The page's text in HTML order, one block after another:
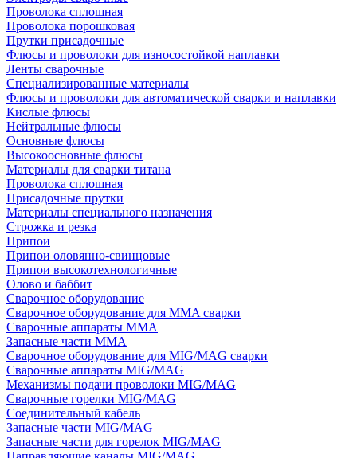
Проволока сплошная
Проволока порошковая
Прутки присадочные
Флюсы и проволоки для износостойкой наплавки
Ленты сварочные
Специализированные материалы
Флюсы и проволоки для автоматической сварки и наплавки
Кислые флюсы
Нейтральные флюсы
Основные флюсы
Высокоосновные флюсы
Материалы для сварки титана
Проволока сплошная
Присадочные прутки
Материалы специального назначения
Строжка и резка
Припои
Припои оловянно-свинцовые
Припои высокотехнологичные
Олово и баббит
Сварочное оборудование
Сварочное оборудование для MMA сварки
Сварочные аппараты MMA
Запасные части MMA
Сварочное оборудование для MIG/MAG сварки
Сварочные аппараты MIG/MAG
Механизмы подачи проволоки MIG/MAG
Сварочные горелки MIG/MAG
Соединительный кабель
Запасные части MIG/MAG
Запасные части для горелок MIG/MAG